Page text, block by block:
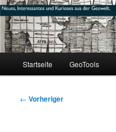
Zum
primären
Inhalt
springen#geoObserver
mikeE's GeoBlog
Startseite GeoTools
Beitragsnavigation
← Vorheriger